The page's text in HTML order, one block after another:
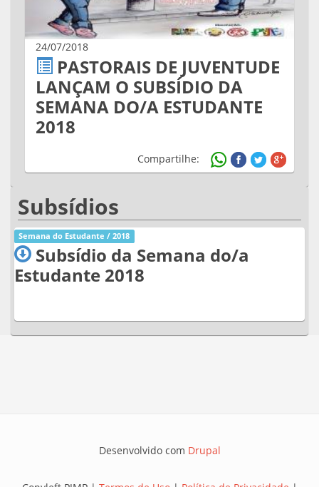
24/07/2018
PASTORAIS DE JUVENTUDE
LANÇAM O SUBSÍDIO DA
SEMANA DO/A ESTUDANTE
2018
Compartilhe:
Subsídios
Semana do Estudante / 2018
Subsídio da Semana do/a
Estudante 2018
Desenvolvido com Drupal